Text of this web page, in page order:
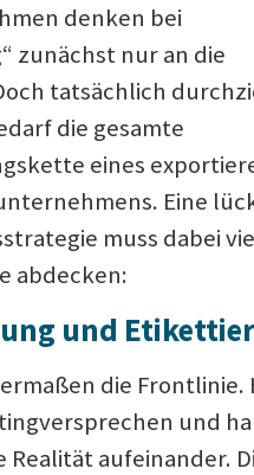
denken bei
zunächst nur an die
tatsächlich
die gesamte
eines
Eine
muss dabei
abdecken:
und
die Frontlinie.
und
Realität aufeinander.